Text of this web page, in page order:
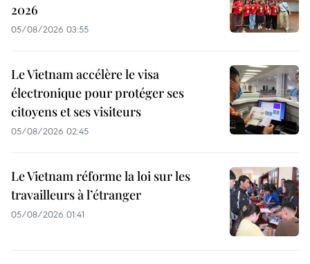
2026
05/08/2026 03:55
Le Vietnam accélère le visa
électronique pour protéger ses
citoyens et ses visiteurs
05/08/2026 02:45
Le Vietnam réforme la loi sur les
travailleurs à l’étranger
05/08/2026 01:41